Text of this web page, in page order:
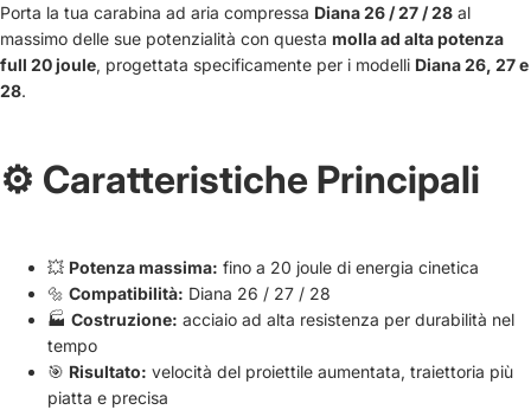
Porta la tua carabina ad aria compressa Diana 26 / 27 / 28 al
massimo delle sue potenzialità con questa molla ad alta potenza
full 20 joule, progettata specificamente per i modelli Diana 26, 27 e
28.
⚙️ Caratteristiche Principali
💥 Potenza massima: fino a 20 joule di energia cinetica
🔩 Compatibilità: Diana 26 / 27 / 28
🏭 Costruzione: acciaio ad alta resistenza per durabilità nel
tempo
🎯 Risultato: velocità del proiettile aumentata, traiettoria più
piatta e precisa